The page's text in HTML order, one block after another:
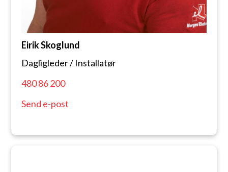
Eirik Skoglund
Dagligleder / Installatør
480 86 200
Send e-post